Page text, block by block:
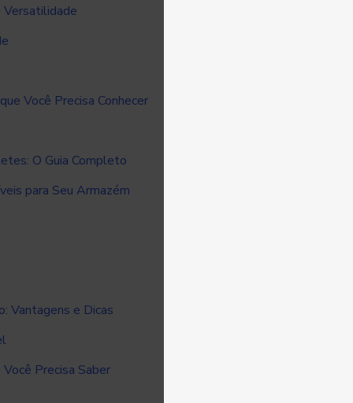
Versatilidade
Você Precisa Conhecer
O Guia Completo
para Seu Armazém
Vantagens e Dicas
Precisa Saber